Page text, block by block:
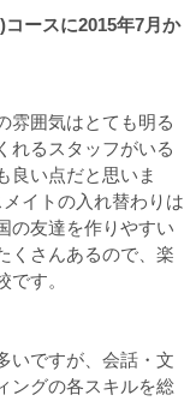
ースに2015年7月か
雰囲気はとても明る
れるスタッフがいる
良い点だと思いま
イトの入れ替わりは
の友達を作りやすい
くさんあるので、楽
す。
いですが、会話・文
ングの各スキルを総